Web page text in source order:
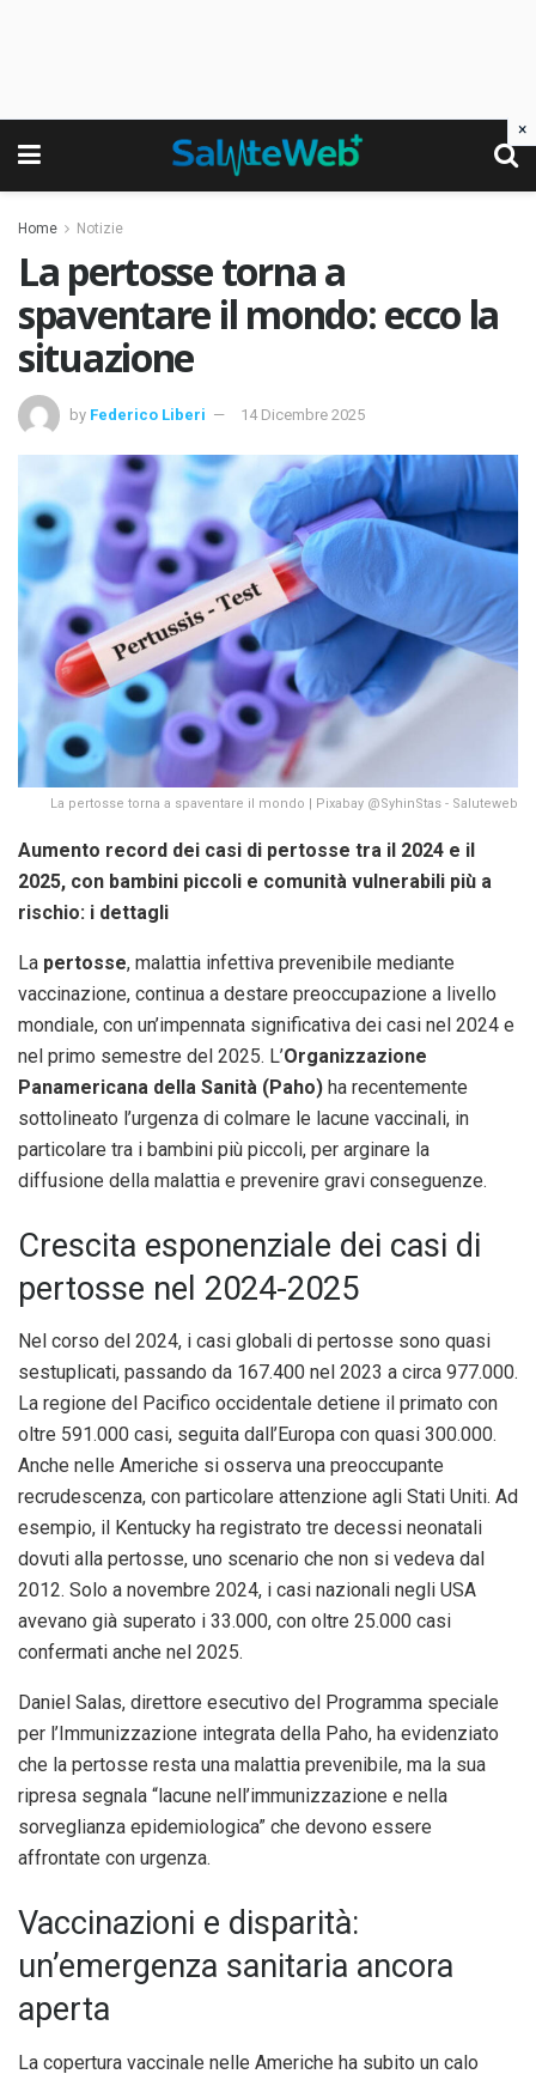
Home Notizie
La pertosse torna a
spaventare il mondo: ecco la
situazione
by Federico Liberi 14 Dicembre 2025
La pertosse torna a spaventare il mondo | Pixabay @SyhinStas - Saluteweb
Aumento record dei casi di pertosse tra il 2024 e il
2025, con bambini piccoli e comunità vulnerabili più a
rischio: i dettagli
La pertosse, malattia infettiva prevenibile mediante
vaccinazione, continua a destare preoccupazione a livello
mondiale, con un’impennata significativa dei casi nel 2024 e
nel primo semestre del 2025. L’Organizzazione
Panamericana della Sanità (Paho) ha recentemente
sottolineato l’urgenza di colmare le lacune vaccinali, in
particolare tra i bambini più piccoli, per arginare la
diffusione della malattia e prevenire gravi conseguenze.
Crescita esponenziale dei casi di
pertosse nel 2024-2025
Nel corso del 2024, i casi globali di pertosse sono quasi
sestuplicati, passando da 167.400 nel 2023 a circa 977.000.
La regione del Pacifico occidentale detiene il primato con
oltre 591.000 casi, seguita dall’Europa con quasi 300.000.
Anche nelle Americhe si osserva una preoccupante
recrudescenza, con particolare attenzione agli Stati Uniti. Ad
esempio, il Kentucky ha registrato tre decessi neonatali
dovuti alla pertosse, uno scenario che non si vedeva dal
2012. Solo a novembre 2024, i casi nazionali negli USA
avevano già superato i 33.000, con oltre 25.000 casi
confermati anche nel 2025.
Daniel Salas, direttore esecutivo del Programma speciale
per l’Immunizzazione integrata della Paho, ha evidenziato
che la pertosse resta una malattia prevenibile, ma la sua
ripresa segnala “lacune nell’immunizzazione e nella
sorveglianza epidemiologica” che devono essere
affrontate con urgenza.
Vaccinazioni e disparità:
un’emergenza sanitaria ancora
aperta
La copertura vaccinale nelle Americhe ha subito un calo
×